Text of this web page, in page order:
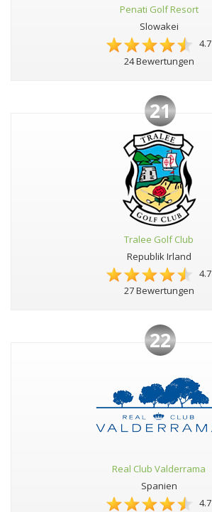
Penati Golf Resort
Slowakei
4.7
24 Bewertungen
21
Tralee Golf Club
Republik Irland
4.7
27 Bewertungen
22
Real Club Valderrama
Spanien
4.7